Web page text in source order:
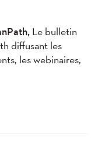
Le bulletin
diffusant les
les webinaires,